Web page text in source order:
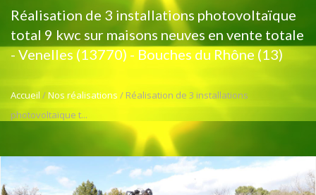
Réalisation de 3 installations photovoltaïque
total 9 kwc sur maisons neuves en vente totale
- Venelles (13770) - Bouches du Rhône (13)
Accueil /Nos réalisations / Réalisation de 3 installations
photovoltaïque t...